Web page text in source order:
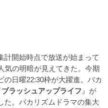
開始時点で放送が始まって
気の明暗が見えてきた。今期
の日曜22:30枠が大躍進。バカ
ブラッシュアップライフ 』が
た。バカリズムドラマの集大